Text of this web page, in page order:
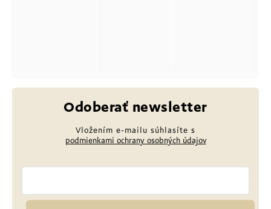
Odoberať newsletter
Vložením e-mailu súhlasíte s
podmienkami ochrany osobných údajov